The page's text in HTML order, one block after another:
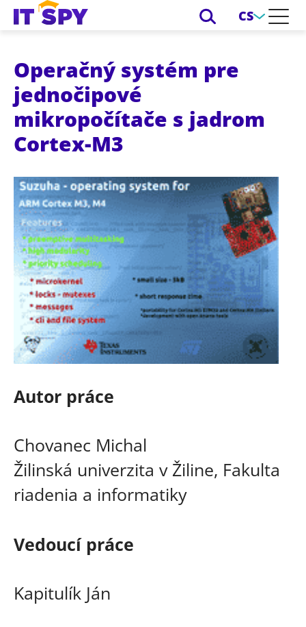
CS
Operačný systém pre
jednočipové
mikropočítače s jadrom
Cortex-M3
Autor práce
Chovanec Michal
Žilinská univerzita v Žiline, Fakulta
riadenia a informatiky
Vedoucí práce
Kapitulík Ján